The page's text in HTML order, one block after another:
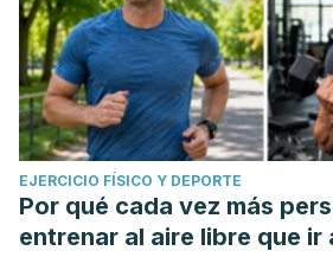
EJERCICIO FÍSICO Y DEPORTE
Por qué cada vez más
entrenar al aire libre que ir